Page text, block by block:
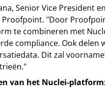
Senior Vice President
Proofpoint. "Door
te combineren met
compliance. Ook delen
Dit zal
van het Nuclei-